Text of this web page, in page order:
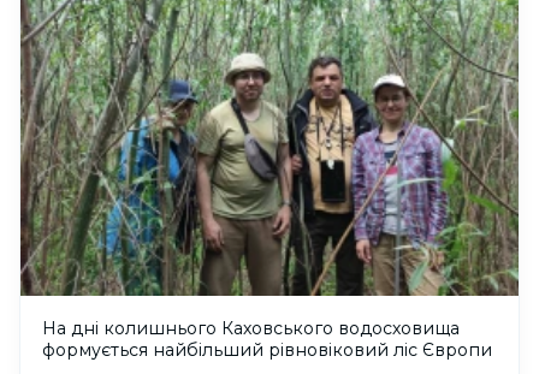
На дні колишнього Каховського водосховища
формується найбільший рівновіковий ліс Європи